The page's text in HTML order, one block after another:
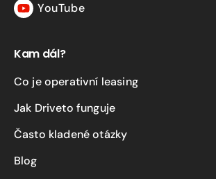
YouTubeYouTube
Kam dál?
Co je operativní leasing
Jak Driveto funguje
Často kladené otázky
Blog